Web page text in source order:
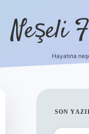
Neşeli
Hayatına
SON